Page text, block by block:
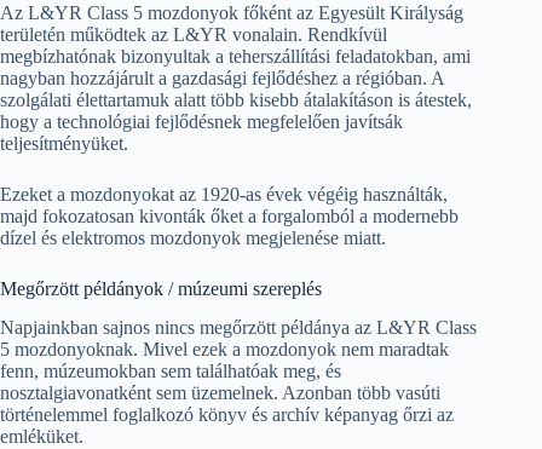
Az L&YR Class 5 mozdonyok főként az Egyesült Királyság
területén működtek az L&YR vonalain. Rendkívül
megbízhatónak bizonyultak a teherszállítási feladatokban, ami
nagyban hozzájárult a gazdasági fejlődéshez a régióban. A
szolgálati élettartamuk alatt több kisebb átalakításon is átestek,
hogy a technológiai fejlődésnek megfelelően javítsák
teljesítményüket.
Ezeket a mozdonyokat az 1920-as évek végéig használták,
majd fokozatosan kivonták őket a forgalomból a modernebb
dízel és elektromos mozdonyok megjelenése miatt.
Megőrzött példányok / múzeumi szereplés
Napjainkban sajnos nincs megőrzött példánya az L&YR Class
5 mozdonyoknak. Mivel ezek a mozdonyok nem maradtak
fenn, múzeumokban sem találhatóak meg, és
nosztalgiavonatként sem üzemelnek. Azonban több vasúti
történelemmel foglalkozó könyv és archív képanyag őrzi az
emléküket.